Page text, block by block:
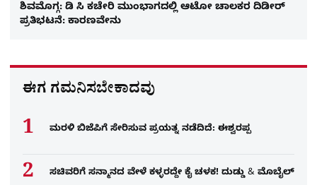
ಶಿವಮೊಗ್ಗ: ಡಿ ಸಿ ಕಚೇರಿ ಮುಂಭಾಗದಲ್ಲಿ ಆಟೋ ಚಾಲಕರ ದಿಡೀರ್​
ಪ್ರತಿಭಟನೆ: ಕಾರಣವೇನು
ಈಗ ಗಮನಿಸಬೇಕಾದವು
ಮರಳಿ ಬಿಜೆಪಿಗೆ ಸೇರಿಸುವ ಪ್ರಯತ್ನ ನಡೆದಿದೆ: ಈಶ್ವರಪ್ಪ
ಸಚಿವರಿಗೆ ಸನ್ಮಾನದ ವೇಳೆ ಕಳ್ಳರದ್ದೇ ಕೈ ಚಳಕ! ದುಡ್ಡು & ಮೊಬೈಲ್​